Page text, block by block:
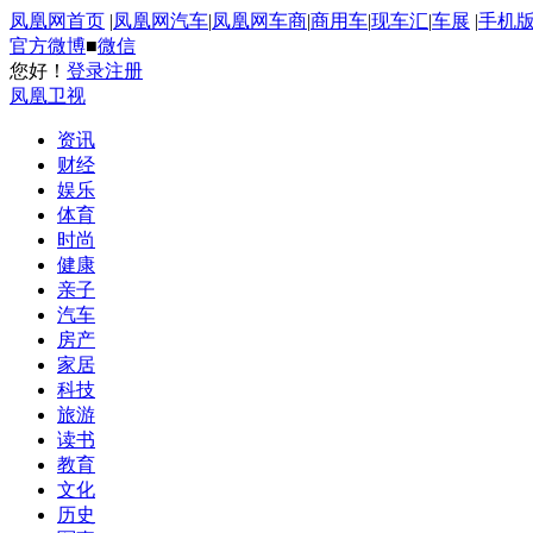
凤凰网首页 |凤凰网汽车|凤凰网车商|商用车|现车汇|车展 |手机版
官方微博■微信
您好！ 登录注册
凤凰卫视
资讯
财经
娱乐
体育
时尚
健康
亲子
汽车
房产
家居
科技
旅游
读书
教育
文化
历史